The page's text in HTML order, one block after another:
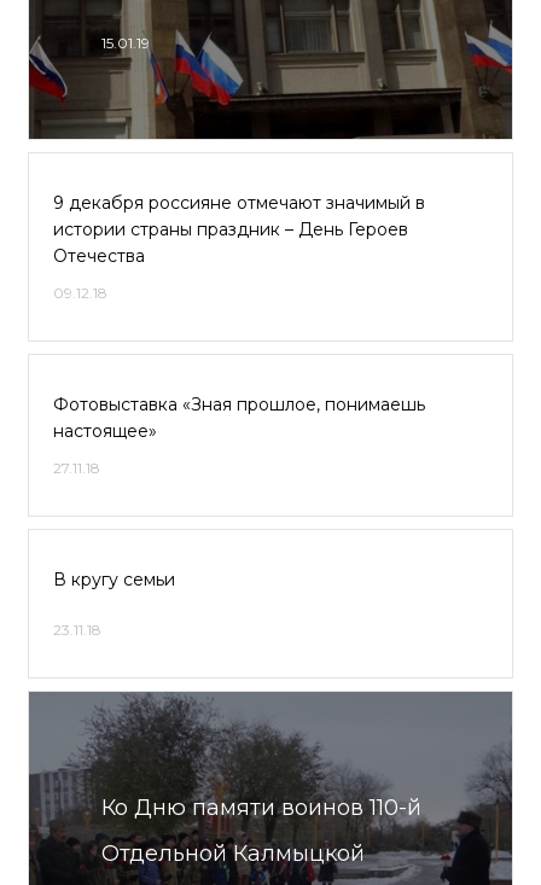
15.01.19
9 декабря россияне отмечают значимый в
истории страны праздник – День Героев
Отечества
09.12.18
Фотовыставка «Зная прошлое, понимаешь
настоящее»
27.11.18
В кругу семьи
23.11.18
Ко Дню памяти воинов 110-й
Отдельной Калмыцкой